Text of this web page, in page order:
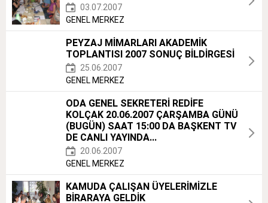
03.07.2007
GENEL MERKEZ
PEYZAJ MİMARLARI AKADEMİK
TOPLANTISI 2007 SONUÇ BİLDİRGESİ
25.06.2007
GENEL MERKEZ
ODA GENEL SEKRETERİ REDİFE
KOLÇAK 20.06.2007 ÇARŞAMBA GÜNÜ
(BUGÜN) SAAT 15:00 DA BAŞKENT TV
DE CANLI YAYINDA...
20.06.2007
GENEL MERKEZ
KAMUDA ÇALIŞAN ÜYELERİMİZLE
BİRARAYA GELDİK